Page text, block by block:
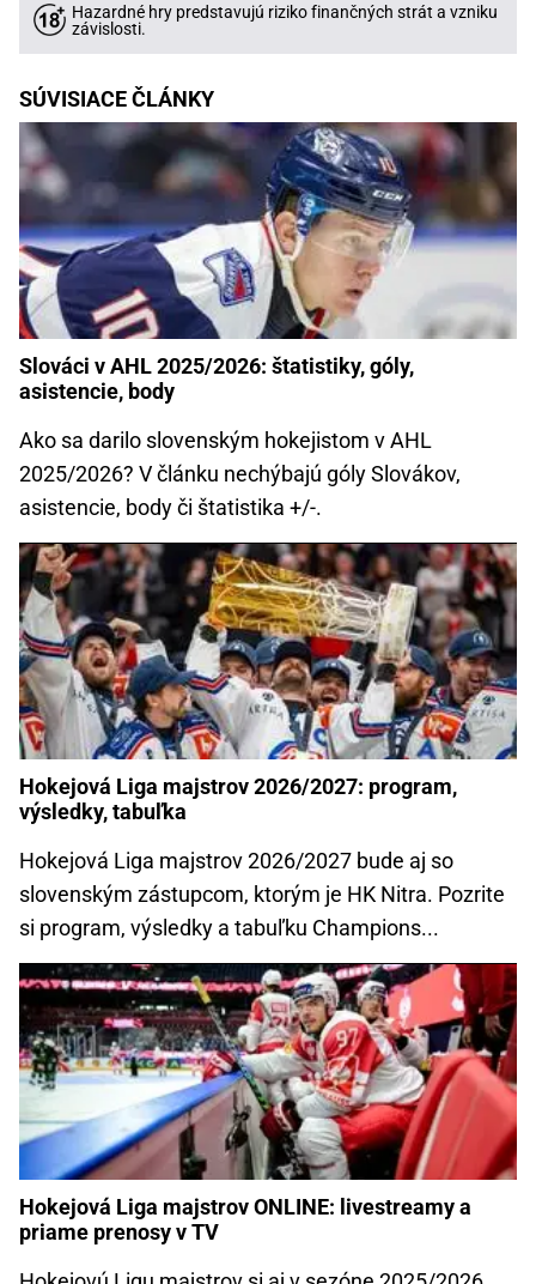
Hazardné hry predstavujú riziko finančných strát a vzniku
závislosti.
SÚVISIACE ČLÁNKY
Slováci v AHL 2025/2026: štatistiky, góly,
asistencie, body
Ako sa darilo slovenským hokejistom v AHL
2025/2026? V článku nechýbajú góly Slovákov,
asistencie, body či štatistika +/-.
Hokejová Liga majstrov 2026/2027: program,
výsledky, tabuľka
Hokejová Liga majstrov 2026/2027 bude aj so
slovenským zástupcom, ktorým je HK Nitra. Pozrite
si program, výsledky a tabuľku Champions...
Hokejová Liga majstrov ONLINE: livestreamy a
priame prenosy v TV